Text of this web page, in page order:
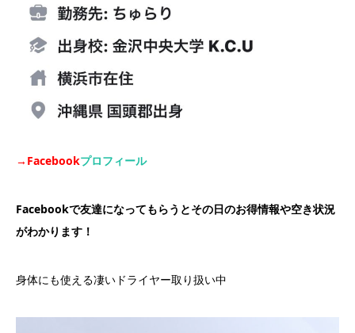
→Facebookプロフィール
Facebookで友達になってもらうとその日のお得情報や空き状況
がわかります！
身体にも使える凄いドライヤー取り扱い中